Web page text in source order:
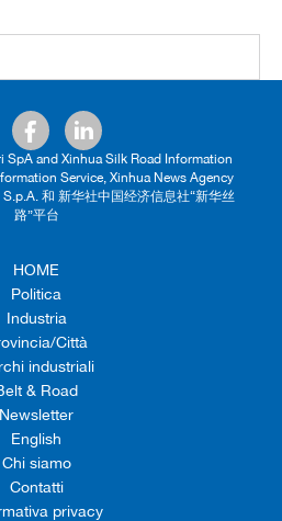
SpA and Xinhua Silk Road Information
Service, Xinhua News Agency
和 新华社中国经济信息社“新华丝
路”平台
HOME
Politica
Industria
Città
industriali
& Road
Newsletter
English
Chi siamo
Contatti
privacy